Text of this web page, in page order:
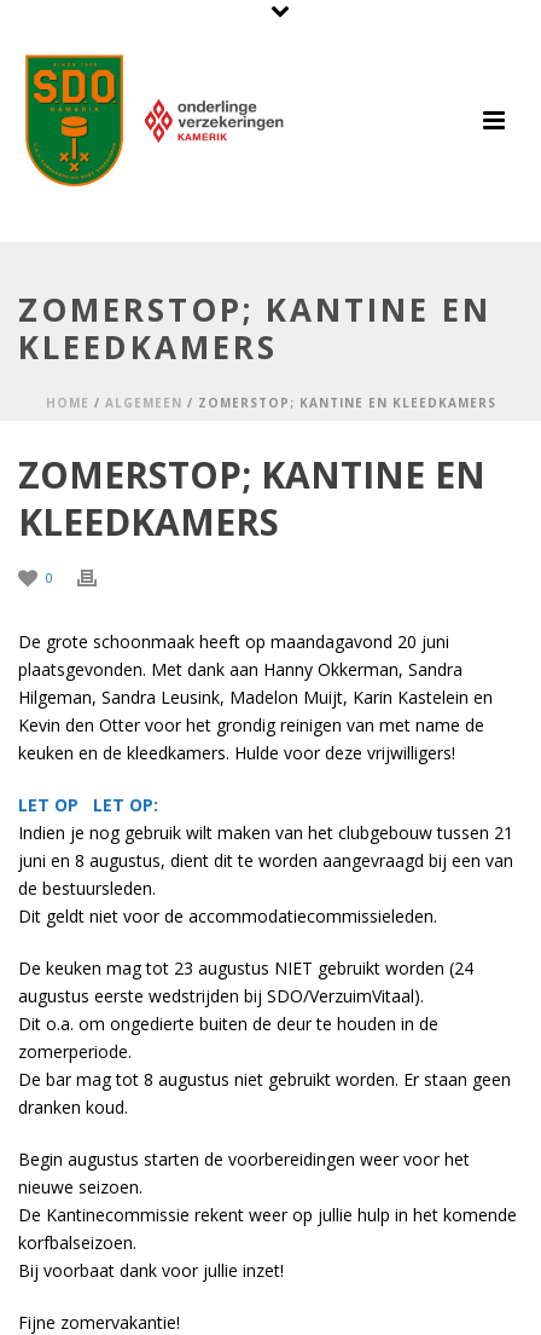
ZOMERSTOP; KANTINE EN
KLEEDKAMERS
HOME / ALGEMEEN / ZOMERSTOP; KANTINE EN KLEEDKAMERS
ZOMERSTOP; KANTINE EN
KLEEDKAMERS
0
De grote schoonmaak heeft op maandagavond 20 juni
plaatsgevonden. Met dank aan Hanny Okkerman, Sandra
Hilgeman, Sandra Leusink, Madelon Muijt, Karin Kastelein en
Kevin den Otter voor het grondig reinigen van met name de
keuken en de kleedkamers. Hulde voor deze vrijwilligers!
LET OP LET OP:
Indien je nog gebruik wilt maken van het clubgebouw tussen 21
juni en 8 augustus, dient dit te worden aangevraagd bij een van
de bestuursleden.
Dit geldt niet voor de accommodatiecommissieleden.
De keuken mag tot 23 augustus NIET gebruikt worden (24
augustus eerste wedstrijden bij SDO/VerzuimVitaal).
Dit o.a. om ongedierte buiten de deur te houden in de
zomerperiode.
De bar mag tot 8 augustus niet gebruikt worden. Er staan geen
dranken koud.
Begin augustus starten de voorbereidingen weer voor het
nieuwe seizoen.
De Kantinecommissie rekent weer op jullie hulp in het komende
korfbalseizoen.
Bij voorbaat dank voor jullie inzet!
Fijne zomervakantie!